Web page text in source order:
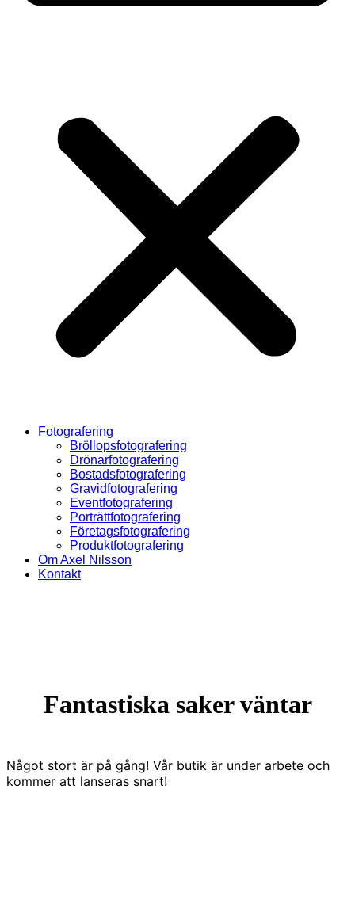
Fotografering
Bröllopsfotografering
Drönarfotografering
Bostadsfotografering
Gravidfotografering
Eventfotografering
Porträttfotografering
Företagsfotografering
Produktfotografering
Om Axel Nilsson
Kontakt
Fantastiska saker väntar
Något stort är på gång! Vår butik är under arbete och
kommer att lanseras snart!